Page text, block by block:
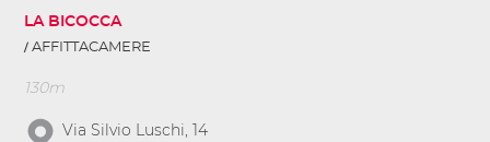
LA BICOCCA
AFFITTACAMERE
130m
Via Silvio Luschi, 14